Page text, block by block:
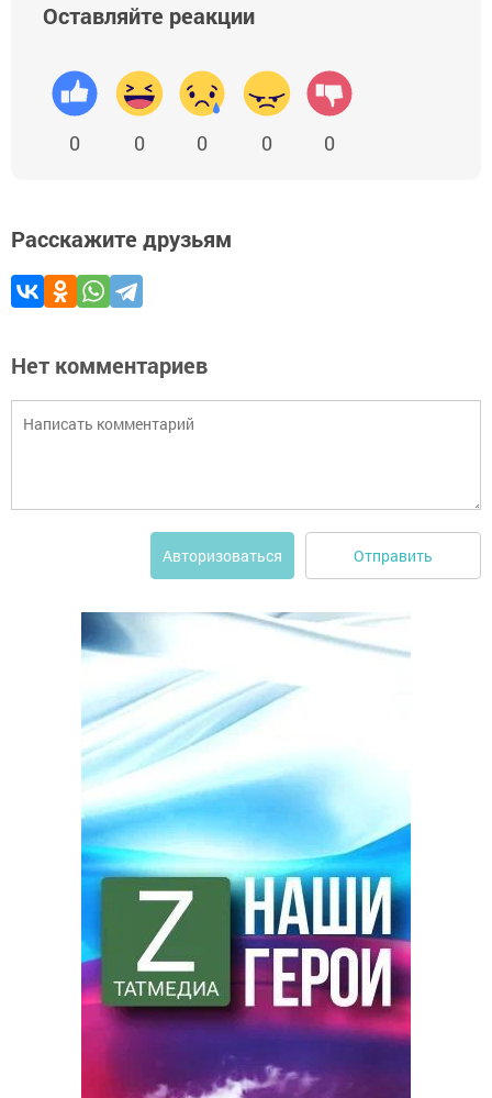
Оставляйте реакции
0 0 0 0 0
Расскажите друзьям
Нет комментариев
Авторизоваться Отправить